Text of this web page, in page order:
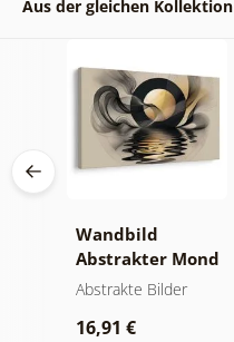
Aus der gleichen Kollektion
Wandbild
Abstrakter Mond
am Wasser
Abstrakte Bilder
16,91 €